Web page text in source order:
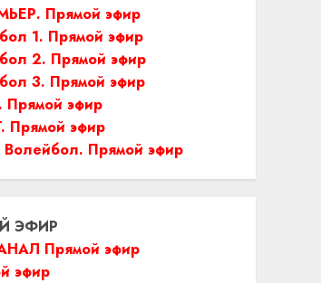
Прямой эфир
1. Прямой эфир
2. Прямой эфир
3. Прямой эфир
Прямой эфир
Прямой эфир
Волейбол. Прямой эфир
ЭФИР
Прямой эфир
эфир